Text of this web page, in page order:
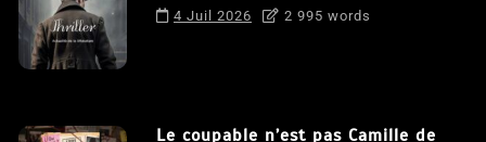
4 Juil 2026 2 995 words
Le coupable n’est pas Camille de